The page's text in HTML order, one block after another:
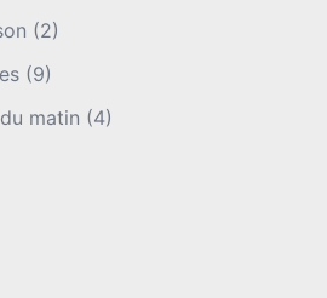
(2)
(9)
matin (4)